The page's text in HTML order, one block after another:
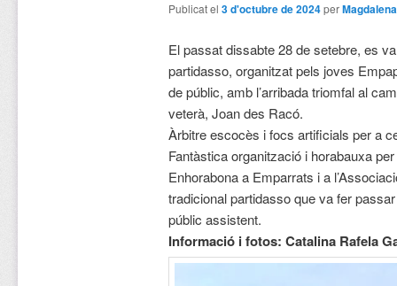
Publicat el 3 d'octubre de 2024per
El passat dissabte 28 de setebre, es
partidasso, organitzat pels joves
de públic, amb l’arribada triomfal al
veterà, Joan des Racó.
Àrbitre escocès i focs artificials per a
Fantàstica organització i horabauxa
Enhorabona a Emparrats i a
tradicional partidasso que va fer
públic assistent.
Informació i fotos: Catalina Rafela